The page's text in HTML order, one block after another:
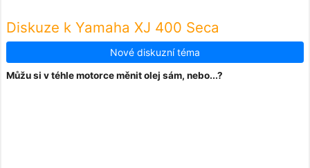
Diskuze k Yamaha XJ 400 Seca
Nové diskuzní téma
Můžu si v téhle motorce měnit olej sám, nebo...?